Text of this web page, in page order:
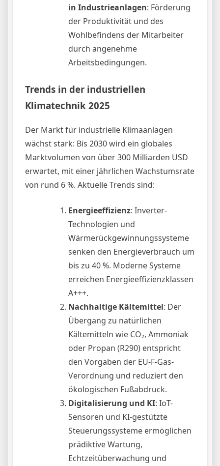
in Industrieanlagen: Förderung
der Produktivität und des
Wohlbefindens der Mitarbeiter
durch angenehme
Arbeitsbedingungen.
Trends in der industriellen
Klimatechnik 2025
Der Markt für industrielle Klimaanlagen
wächst stark: Bis 2030 wird ein globales
Marktvolumen von über 300 Milliarden USD
erwartet, mit einer jährlichen Wachstumsrate
von rund 6 %. Aktuelle Trends sind:
Energieeffizienz: Inverter-
Technologien und
Wärmerückgewinnungssysteme
senken den Energieverbrauch um
bis zu 40 %. Moderne Systeme
erreichen Energieeffizienzklassen
A+++.
Nachhaltige Kältemittel: Der
Übergang zu natürlichen
Kältemitteln wie CO₂, Ammoniak
oder Propan (R290) entspricht
den Vorgaben der EU-F-Gas-
Verordnung und reduziert den
ökologischen Fußabdruck.
Digitalisierung und KI: IoT-
Sensoren und KI-gestützte
Steuerungssysteme ermöglichen
prädiktive Wartung,
Echtzeitüberwachung und